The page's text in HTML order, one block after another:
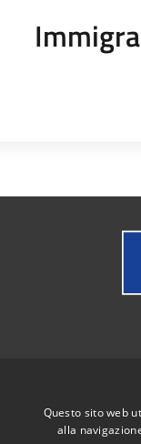
LigureQuesto sito web
alla